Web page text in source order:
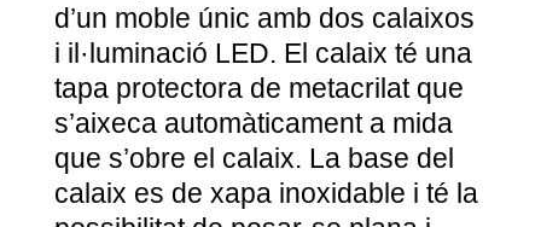
d’un moble únic amb dos calaixos
i il·luminació LED. El calaix té una
tapa protectora de metacrilat que
s’aixeca automàticament a mida
que s’obre el calaix. La base del
calaix es de xapa inoxidable i té la